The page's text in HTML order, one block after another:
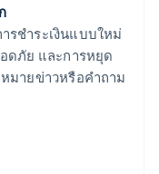
รชำระเงินแบบใหม่
ดภัย และการหยุด
มายข่าวหรือคำถาม